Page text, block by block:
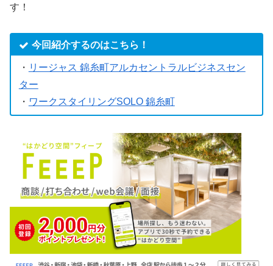
す！
今回紹介するのはこちら！
・ リージャス 錦糸町アルカセントラルビジネスセン
ター
・ ワークスタイリングSOLO 錦糸町